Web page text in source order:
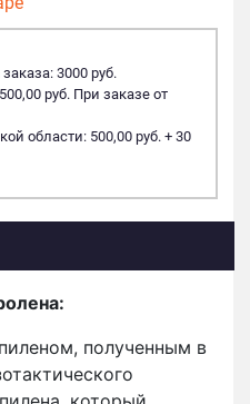
3000 руб.
руб. При заказе от
области: 500,00 руб. + 30
полученным в